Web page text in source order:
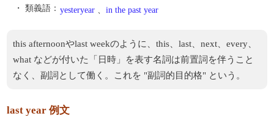
・ 類義語： yesteryear 、 in the past year
this afternoonやlast weekのように、this、last、next、every、
what などが付いた「日時」を表す名詞は前置詞を伴うこと
なく、副詞として働く。これを "副詞的目的格" という。
last year 例文